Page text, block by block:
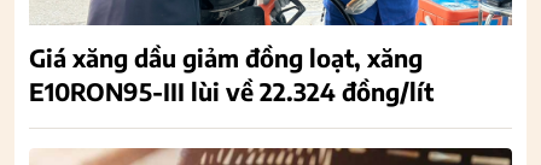
Giá xăng dầu giảm đồng loạt, xăng
E10RON95-III lùi về 22.324 đồng/lít